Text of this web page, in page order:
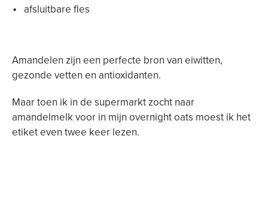
afsluitbare fles
Amandelen zijn een perfecte bron van eiwitten,
gezonde vetten en antioxidanten.
Maar toen ik in de supermarkt zocht naar
amandelmelk voor in mijn overnight oats moest ik het
etiket even twee keer lezen.